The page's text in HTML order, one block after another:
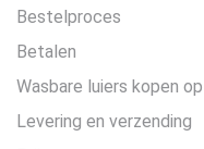
Bestelproces
Betalen
Wasbare luiers kopen
Levering en verzending